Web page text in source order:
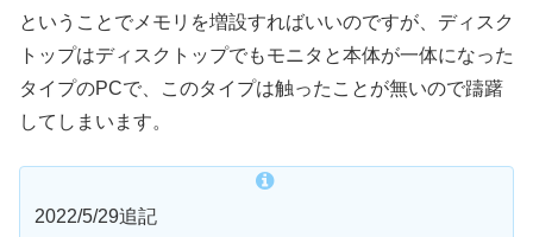
ということでメモリを増設すればいいのですが、ディスク
トップはディスクトップでもモニタと本体が一体になった
タイプのPCで、このタイプは触ったことが無いので躊躇
してしまいます。
2022/5/29追記